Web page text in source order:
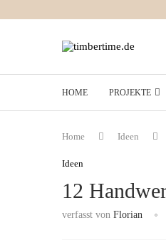
HOME PROJEKTE
Home Ideen
Ideen
12
verfasst von Florian